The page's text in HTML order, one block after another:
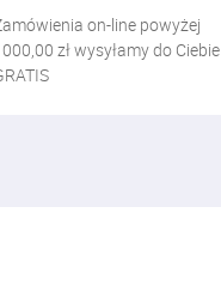
on-line powyżej
zł wysyłamy do Ciebie